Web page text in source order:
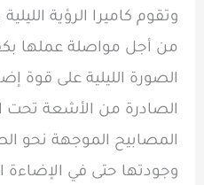
وتقوم كاميرا الرؤية
من أجل مواصلة عملها
الصورة الليلية على قوة
الصادرة من الأشعة تحت
المصابيح الموجهة نحو
وجودتها حتى في